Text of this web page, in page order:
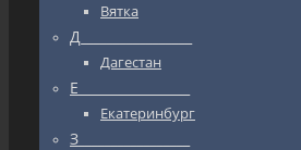
Вятка
Д_________________
Дагестан
Е_________________
Екатеринбург
З_________________